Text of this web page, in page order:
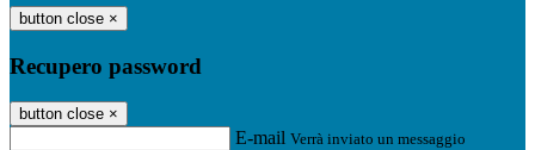
button close ×
Recupero password
button close ×
E-mail Verrà inviato un messaggio